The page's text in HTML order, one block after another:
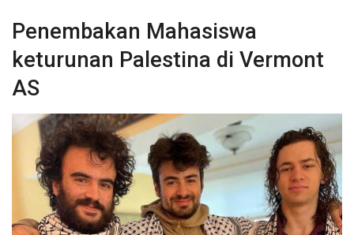
Penembakan Mahasiswa
keturunan Palestina di Vermont
AS